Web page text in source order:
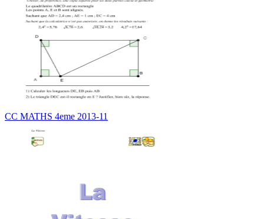
CC MATHS 4eme 2013-11